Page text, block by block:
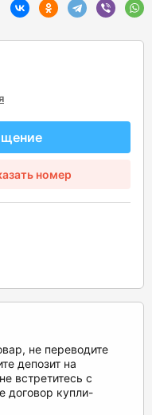
номер
не переводите
депозит на
встретитесь с
договор купли-